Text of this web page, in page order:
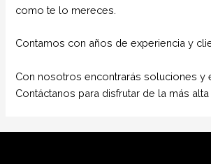
como te lo mereces.
Contamos con años de experiencia y
Con nosotros encontrarás soluciones y
Contáctanos para disfrutar de la más alta